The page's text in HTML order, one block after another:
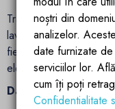
Transforma-ti baia
lavoarul Alb Lucios
fiecare detaliu al
eleganta aduse de
Date tehnice:
noștri din
analizelor.
date furnizate
serviciilor lor.
cum îți poți
Confidentialitate